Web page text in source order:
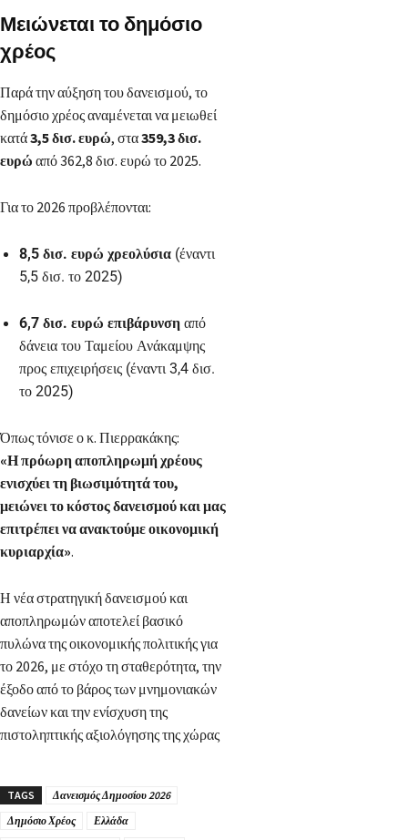
Μειώνεται το δημόσιο
χρέος
Παρά την αύξηση του δανεισμού, το
δημόσιο χρέος αναμένεται να μειωθεί
κατά3,5 δισ. ευρώ, στα359,3 δισ.
ευρώ από 362,8 δισ. ευρώ το 2025.
Για το 2026 προβλέπονται:
8,5 δισ. ευρώ χρεολύσια (έναντι
5,5 δισ. το 2025)
6,7 δισ. ευρώ επιβάρυνση από
δάνεια του Ταμείου Ανάκαμψης
προς επιχειρήσεις (έναντι 3,4 δισ.
το 2025)
Όπως τόνισε ο κ. Πιερρακάκης:
«Η πρόωρη αποπληρωμή χρέους
ενισχύει τη βιωσιμότητά του,
μειώνει το κόστος δανεισμού και μας
επιτρέπει να ανακτούμε οικονομική
κυριαρχία».
Η νέα στρατηγική δανεισμού και
αποπληρωμών αποτελεί βασικό
πυλώνα της οικονομικής πολιτικής για
το 2026, με στόχο τη σταθερότητα, την
έξοδο από το βάρος των μνημονιακών
δανείων και την ενίσχυση της
πιστοληπτικής αξιολόγησης της χώρας
TAGS
Δανεισμός Δημοσίου 2026
Δημόσιο Χρέος
Ελλάδα